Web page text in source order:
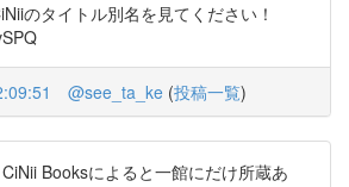
のタイトル別名を見てください！
@see_ta_ke (投稿一覧)
CiNii Booksによると一館にだけ所蔵あ